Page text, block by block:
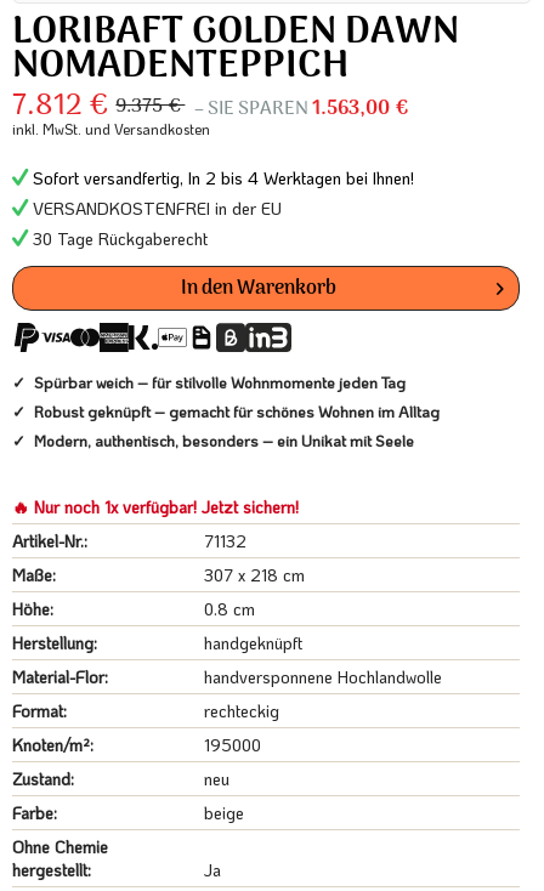
LORIBAFT GOLDEN DAWN
NOMADENTEPPICH
7.812 € 9.375 € – SIE SPAREN1.563,00 €
inkl. MwSt. und Versandkosten
Sofort versandfertig, In 2 bis 4 Werktagen bei Ihnen!
VERSANDKOSTENFREI in der EU
30 Tage Rückgaberecht
In denWarenkorb
Spürbar weich – für stilvolle Wohnmomente jeden Tag
Robust geknüpft – gemacht für schönes Wohnen im Alltag
Modern, authentisch, besonders – ein Unikat mit Seele
🔥 Nur noch 1x verfügbar! Jetzt sichern!
Artikel-Nr.:
71132
Maße:
307 x 218 cm
Höhe:
0.8 cm
Herstellung:
handgeknüpft
Material-Flor:
handversponnene Hochlandwolle
Format:
rechteckig
Knoten/m²:
195000
Zustand:
neu
Farbe:
beige
Ohne Chemie
hergestellt:
Ja